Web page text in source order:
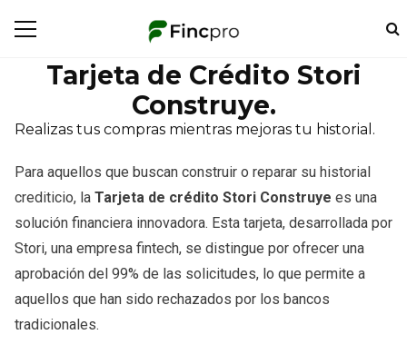
Tarjeta de Crédito Stori
Construye.
Realizas tus compras mientras mejoras tu historial.
Para aquellos que buscan construir o reparar su historial
crediticio, la Tarjeta de crédito Stori Construye es una
solución financiera innovadora. Esta tarjeta, desarrollada por
Stori, una empresa fintech, se distingue por ofrecer una
aprobación del 99% de las solicitudes, lo que permite a
aquellos que han sido rechazados por los bancos
tradicionales.